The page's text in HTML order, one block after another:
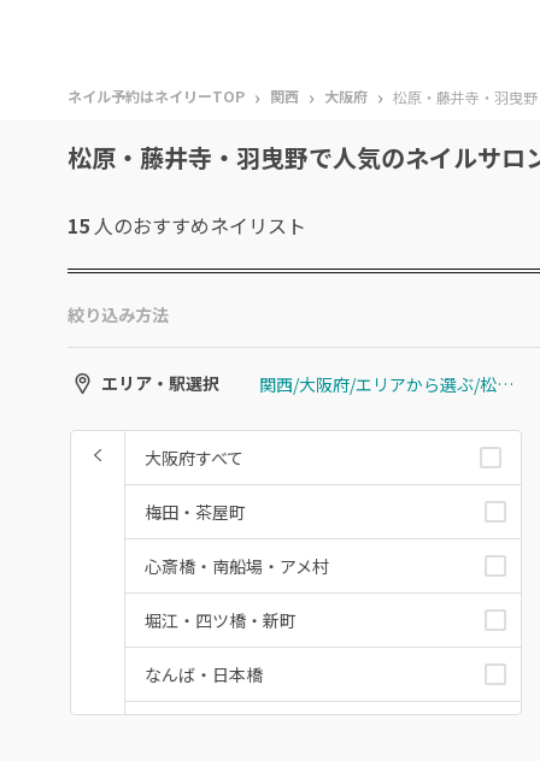
ネイル予約はネイリーTOP › 関西 › 大阪府 › 松原・藤井寺・羽曳野
松原・藤井寺・羽曳野で人気のネイルサロ
15 人のおすすめネイリスト
絞り込み方法
エリア・駅選択 関西/大阪府/エリアから選ぶ/松原・藤井寺・羽曳野
大阪府すべて
梅田・茶屋町
心斎橋・南船場・アメ村
堀江・四ツ橋・新町
なんば・日本橋